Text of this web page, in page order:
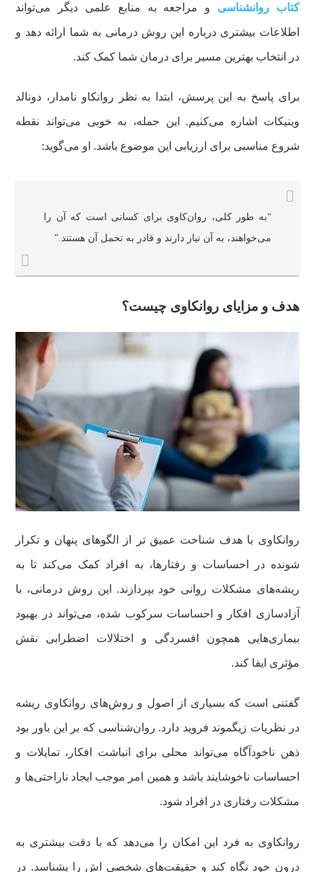
کتاب روانشناسی و مراجعه به منابع علمی دیگر می‌تواند
اطلاعات بیشتری درباره این روش درمانی به شما ارائه دهد و
در انتخاب بهترین مسیر برای درمان شما کمک کند.
برای پاسخ به این پرسش، ابتدا به نظر روانکاو نامدار، دونالد
وینیکات اشاره می‌کنیم. این جمله، به خوبی می‌تواند نقطه
شروع مناسبی برای ارزیابی این موضوع باشد. او می‌گوید:
“به طور کلی، روان‌کاوی برای کسانی است که آن را
می‌خواهند، به آن نیاز دارند و قادر به تحمل آن هستند.”
هدف و مزایای روانکاوی چیست؟
روانکاوی با هدف شناخت عمیق تر از الگوهای پنهان و تکرار
شونده در احساسات و رفتارها، به افراد کمک می‌کند تا به
ریشه‌های مشکلات روانی خود بپردازند. این روش درمانی، با
آزادسازی افکار و احساسات سرکوب شده، می‌تواند در بهبود
بیماری‌هایی همچون افسردگی و اختلالات اضطرابی نقش
مؤثری ایفا کند.
گفتنی است که بسیاری از اصول و روش‌های روانکاوی ریشه
در نظریات زیگموند فروید دارد. روان‌شناسی که بر این باور بود
ذهن ناخودآگاه می‌تواند محلی برای انباشت افکار، تمایلات و
احساسات ناخوشایند باشد و همین امر موجب ایجاد ناراحتی‌ها و
مشکلات رفتاری در افراد شود.
روانکاوی به فرد این امکان را می‌دهد که با دقت بیشتری به
درون خود نگاه کند و حقیقت‌های شخصی اش را بشناسد. در